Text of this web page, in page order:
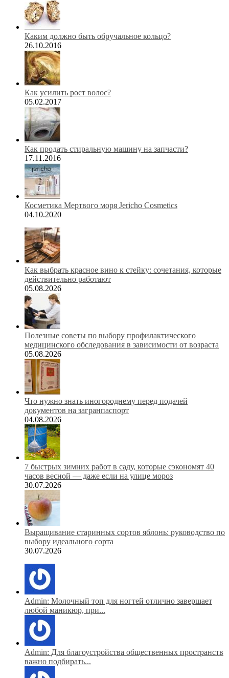
Каким должно быть обручальное кольцо?
26.10.2016
Как усилить рост волос?
05.02.2017
Как продать стиральную машину на запчасти?
17.11.2016
Косметика Мертвого моря Jericho Cosmetics
04.10.2020
Как выбрать красное вино к стейку: сочетания, которые
действительно работают
05.08.2026
Полезные советы по выбору профилактического
медицинского обследования в зависимости от возраста
05.08.2026
Что нужно знать иногороднему перед подачей
документов на загранпаспорт
04.08.2026
7 быстрых зимних работ в саду, которые сэкономят 40
часов весной — даже если на улице мороз
30.07.2026
Выращивание старинных сортов яблонь: руководство по
выбору идеального сорта
30.07.2026
Admin: Молочный топ для ногтей отлично завершает
любой маникюр, при...
Admin: Для благоустройства общественных пространств
важно подбирать...